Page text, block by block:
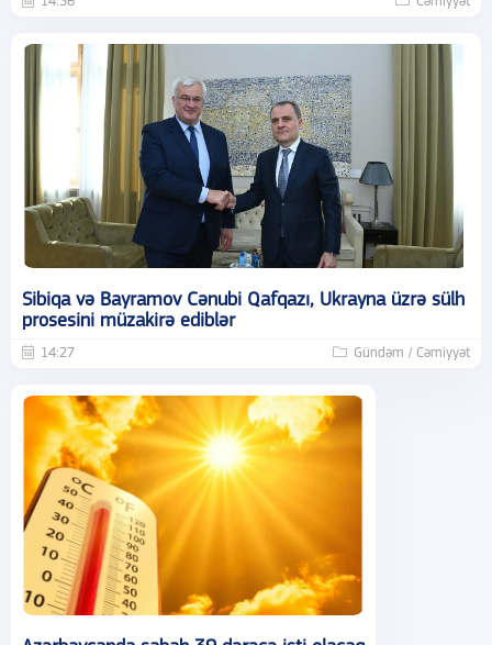
Sibiqa və Bayramov Cənubi Qafqazı, Ukrayna üzrə sülh
prosesini müzakirə ediblər
14:27 Gündəm / Cəmiyyət